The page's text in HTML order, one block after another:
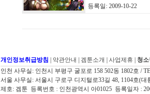
등록일: 2009-10-22
개인정보취급방침 약관안내 겜툰소개 사업제휴
청
인천 사무실: 인천시 부평구 굴포로 158 502동 1802호 /
서울 사무실: 서울시 구로구 디지털로33길 48, 1104호(대
제호: 겜툰 등록번호 : 인천광역시 아01025 등록일자 :